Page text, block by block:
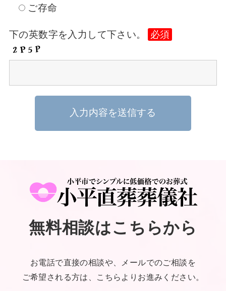
ご存命
下の英数字を入力して下さい。 必須
無料相談はこちらから
お電話で直接の相談や、メールでのご相談を
ご希望される方は、こちらよりお進みください。